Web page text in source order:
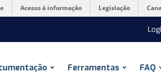
Acesso à informação Legislação
Ferramentas FAQ